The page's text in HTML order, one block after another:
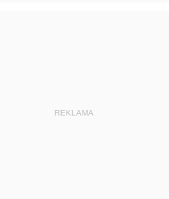
REKLAMA